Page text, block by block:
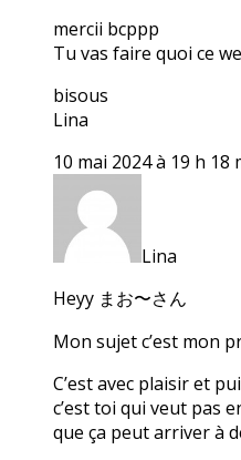
mercii bcppp
Tu vas faire quoi ce
bisous
Lina
10 mai 2024 à 19 h 18
Lina
Heyy まお〜さん
Mon sujet c’est mon
C’est avec plaisir et
c’est toi qui veut pas
que ça peut arriver à